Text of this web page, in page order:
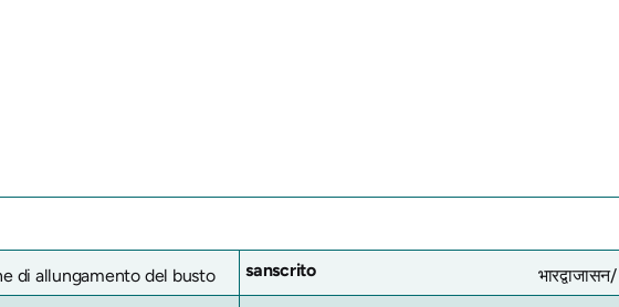
di allungamento del busto sanscrito भारद्वाजासन/